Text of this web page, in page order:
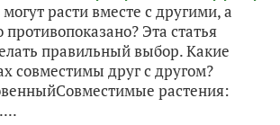
расти вместе с другими, а
противопоказано? Эта статья
правильный выбор. Какие
совместимы друг с другом?
растения: